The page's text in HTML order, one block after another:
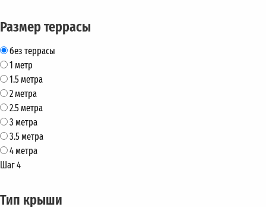
Размер террасы
без террасы
1 метр
1.5 метра
2 метра
2.5 метра
3 метра
3.5 метра
4 метра
Шаг 4
Тип крыши